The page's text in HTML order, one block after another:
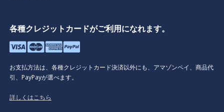
各種クレジットカードがご利用になれます。
お支払方法は、各種クレジットカード決済以外にも、アマゾンペイ、商品代
引、PayPayが選べます。
詳しくはこちら